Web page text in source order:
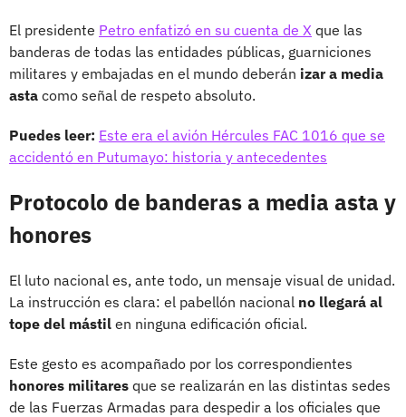
El presidente Petro enfatizó en su cuenta de X que las
banderas de todas las entidades públicas, guarniciones
militares y embajadas en el mundo deberán izar a media
asta como señal de respeto absoluto.
Puedes leer: Este era el avión Hércules FAC 1016 que se
accidentó en Putumayo: historia y antecedentes
Protocolo de banderas a media asta y
honores
El luto nacional es, ante todo, un mensaje visual de unidad.
La instrucción es clara: el pabellón nacional no llegará al
tope del mástil en ninguna edificación oficial.
Este gesto es acompañado por los correspondientes
honores militares que se realizarán en las distintas sedes
de las Fuerzas Armadas para despedir a los oficiales que